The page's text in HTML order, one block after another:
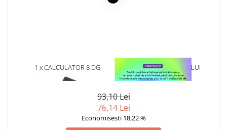
1 x CALCULATOR 8 DG
1 x VINDECAREA COPILULUI
INTERIOR
93,10 Lei
76,14 Lei
Economisesti 18,22 %